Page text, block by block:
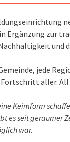
Ergänzung zur
und
jede
aller.
Keimform
es seit
war.